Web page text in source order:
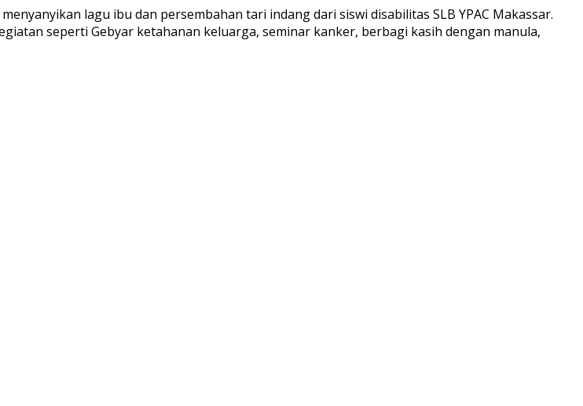
lagu ibu dan persembahan tari indang dari siswi disabilitas SLB YPAC Makassar.
seperti Gebyar ketahanan keluarga, seminar kanker, berbagi kasih dengan manula,